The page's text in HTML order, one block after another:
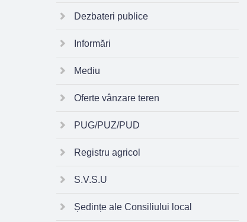
Dezbateri publice
Informări
Mediu
Oferte vânzare teren
PUG/PUZ/PUD
Registru agricol
S.V.S.U
Ședințe ale Consiliului local